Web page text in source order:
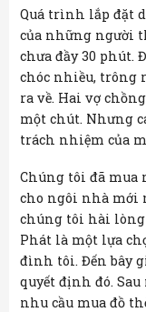
Quá trình lắp đặt
của những người
chưa đầy 30 phút.
chóc nhiều, trông
ra về. Hai vợ
một chút. Nhưng
trách nhiệm của
Chúng tôi đã
cho ngôi nhà mới
chúng tôi hài lòng
Phát là một lựa
đình tôi. Đến bây
quyết định đó.
nhu cầu mua đồ